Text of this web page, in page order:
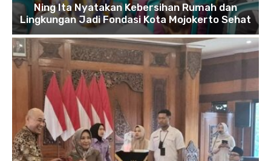
Ning Ita Nyatakan Kebersihan Rumah dan
Lingkungan Jadi Fondasi Kota Mojokerto Sehat